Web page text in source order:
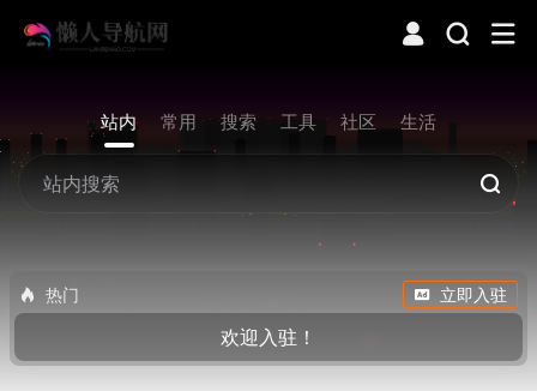
站内 常用 搜索 工具 社区 生活
热门 立即入驻
欢迎入驻！